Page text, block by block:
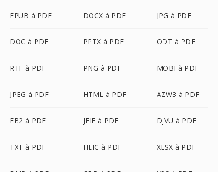
EPUB à PDF DOCX à PDF JPG à PDF
DOC à PDF PPTX à PDF ODT à PDF
RTF à PDF PNG à PDF MOBI à PDF
JPEG à PDF HTML à PDF AZW3 à PDF
FB2 à PDF JFIF à PDF DJVU à PDF
TXT à PDF HEIC à PDF XLSX à PDF